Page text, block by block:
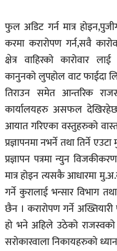
फुल अडिट गर्न मात्र
करमा करारोपण गर्न,सवै
क्षेत्र वाहिरको कारोवार
कानुनको लुपहोल वाट फाईदा
तिराउन समेत आन्तरिक
कार्यालयहरु असफल
आयात गरिएका वस्तुहरुको
प्रज्ञापनमा नभर्ने तथा तिर्ने
प्रज्ञापन पत्रमा न्युन
मात्र होइन त्यसकै आधारमा
गर्ने कुरालाई भन्सार विभाग
छैन । करारोपण गर्ने
हो भने अहिले उठेको
सरोकारवाला निकायहरुको